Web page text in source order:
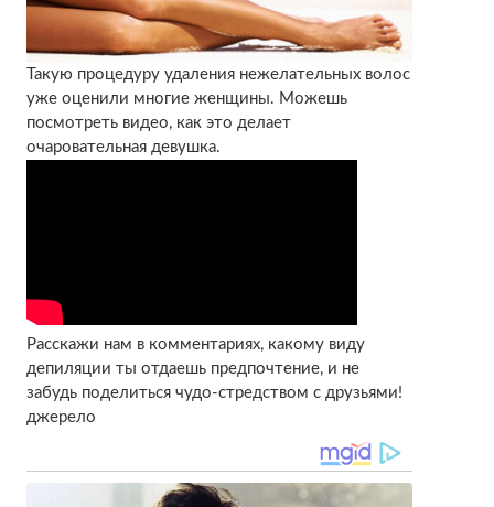
Такую процедуру удаления нежелательных волос
уже оценили многие женщины. Можешь
посмотреть видео, как это делает
очаровательная девушка.
Расскажи нам в комментариях, какому виду
депиляции ты отдаешь предпочтение, и не
забудь поделиться чудо-стредством с друзьями!
джерело